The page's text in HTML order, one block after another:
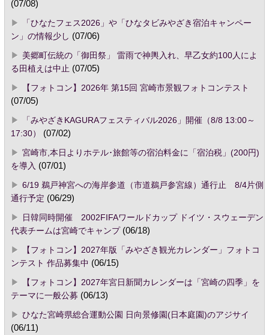
(07/08)
「ひなたフェス2026」や「ひなタビみやざき宿泊キャンペー
ン」の情報少し (07/06)
美郷町伝統の「御田祭」 雷雨で神輿入れ、早乙女約100人によ
る田植えは中止 (07/05)
【フォトコン】2026年 第15回 宮崎市景観フォトコンテスト
(07/05)
「みやざきKAGURAフェスティバル2026」開催（8/8 13:00～
17:30）
(07/02)
宮崎市,本日よりホテル･旅館等の宿泊料金に「宿泊税」(200円)
を導入 (07/01)
6/19 鵜戸神宮への海岸参道（市道鵜戸参宮線）通行止 8/4片側
通行予定 (06/29)
日韓同時開催 2002FIFAワールドカップ ドイツ・スウェーデン
代表チームは宮崎でキャンプ(06/18)
【フォトコン】2027年版「みやざき観光カレンダー」フォトコ
ンテスト 作品募集中 (06/15)
【フォトコン】2027年宮日新聞カレンダーは「宮崎の四季」を
テーマに一般公募 (06/13)
ひなた宮崎県総合運動公園 日向景修園(日本庭園)のアジサイ
(06/11)